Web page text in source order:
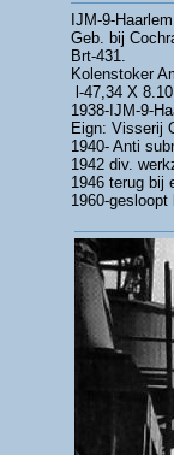
IJM-9-
Geb. bij
Brt-431.
Kolenstoker
l-47,34 X
1938-IJM-9-
Eign: Visserij
1940- Anti
1942 div.
1946 terug bij
1960-